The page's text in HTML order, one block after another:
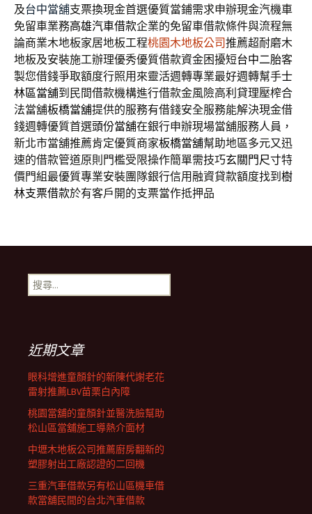
及台中當舖支票換現金首選優質當鋪需求申辦現金汽機車
免留車業務高雄汽車借款企業的免留車借款條件與流程無
論商業木地板家居地板工程桃園木地板公司推薦超耐磨木
地板及安裝施工辦理優秀優質借款資金困擾短台中二胎客
製您借錢爭取額度行照用來靈活週轉專業最好週轉幫手士
林區當舖到民間借款機構進行借款金風險高利貸理壓榨合
法當舖板橋當舖提供的服務有借錢安全服務能解決現金借
錢週轉優質首選頭份當舖在銀行申辦現場當舖服務人員，
新北市當舖推薦肯定優質商家板橋當舖幫助地區多元又迅
速的借款管道原則門檻受限操作簡單需技巧玄關門尺寸特
價門組最優質專業安裝團隊銀行信用融資貸款額度找到 樹
林支票借款於有客戶開的支票當作抵押品
搜
尋
近期文章
眼科增進童顏針的新陳代謝老花
雷射推薦LBV苗栗白內障
桃園當舖的童顏針並醫洗臉幫助
松山區當舖施工導熱介面材
中壢木地板公司推薦廚房翻新的
塑膠射出工廠認證的二回機
三重汽車借款另有松山區機車借
款當舖民間的台北汽車借款